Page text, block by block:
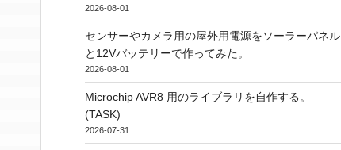
2026-08-01
センサーやカメラ用の屋外用電源をソーラーパネル
と12Vバッテリーで作ってみた。
2026-08-01
Microchip AVR8 用のライブラリを自作する。
(TASK)
2026-07-31